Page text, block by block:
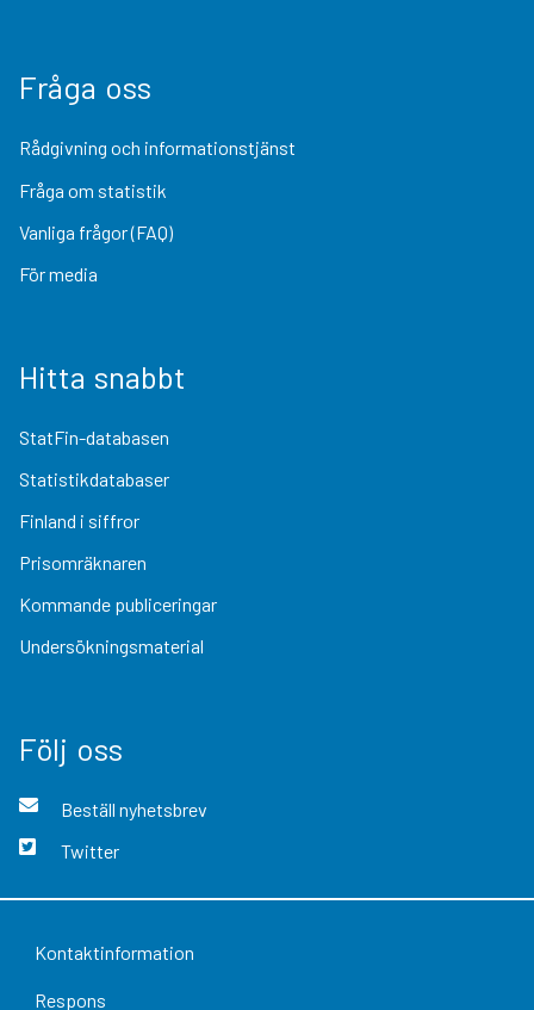
Fråga oss
Rådgivning och informationstjänst
Fråga om statistik
Vanliga frågor (FAQ)
För media
Hitta snabbt
StatFin-databasen
Statistikdatabaser
Finland i siffror
Prisomräknaren
Kommande publiceringar
Undersökningsmaterial
Följ oss
Beställ nyhetsbrev
Twitter
Kontaktinformation
Respons